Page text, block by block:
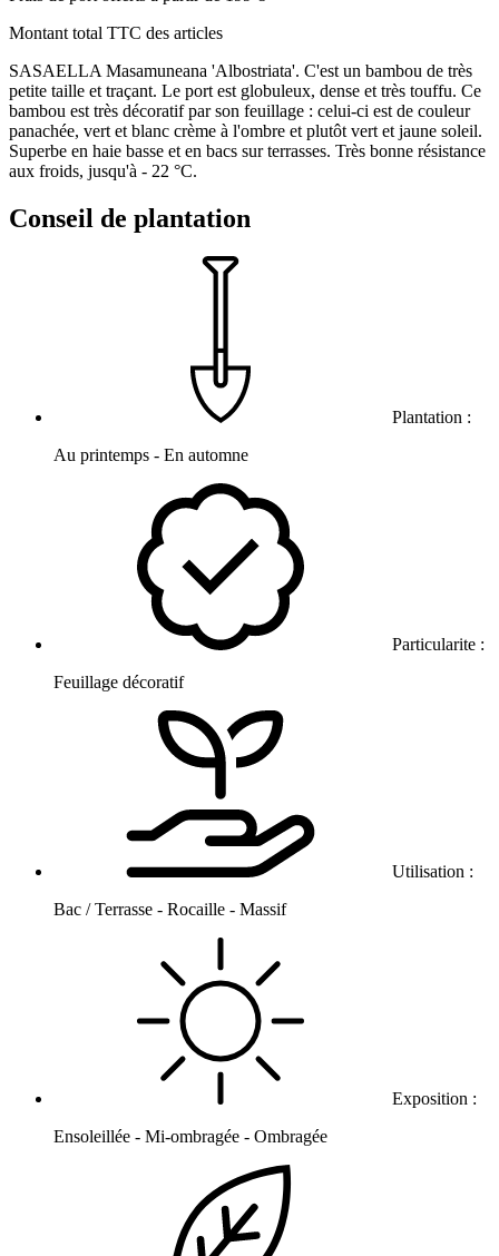
Montant total TTC des articles
SASAELLA Masamuneana 'Albostriata'. C'est un bambou de très
petite taille et traçant. Le port est globuleux, dense et très touffu. Ce
bambou est très décoratif par son feuillage : celui-ci est de couleur
panachée, vert et blanc crème à l'ombre et plutôt vert et jaune soleil.
Superbe en haie basse et en bacs sur terrasses. Très bonne résistance
aux froids, jusqu'à - 22 °C.
Conseil de plantation
Plantation :
Au printemps - En automne
Particularite :
Feuillage décoratif
Utilisation :
Bac / Terrasse - Rocaille - Massif
Exposition :
Ensoleillée - Mi-ombragée - Ombragée